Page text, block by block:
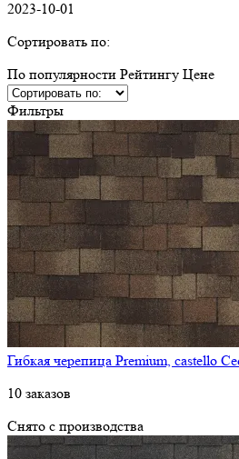
2023-10-01
Сортировать по:
По популярности Рейтингу Ценe
Фильтры
Гибкая черепица Premium, castello
10 заказов
Снято с производства